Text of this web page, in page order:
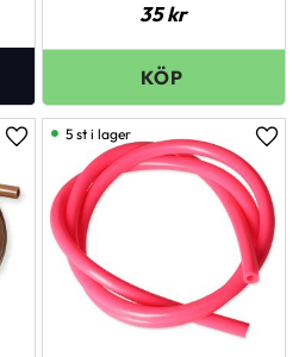
35kr
Lägg till i favoriter
5 st i lager